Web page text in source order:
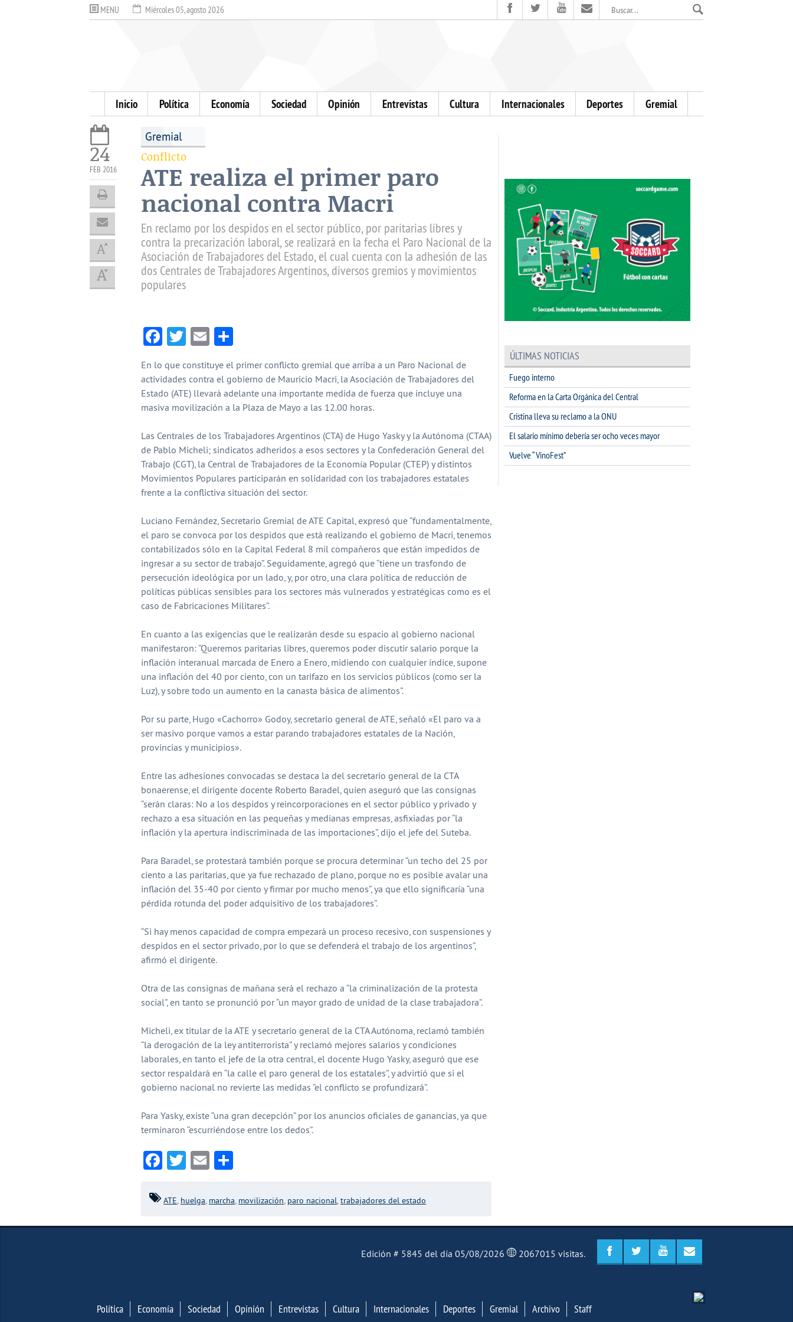
MENU Miércoles 05, agosto 2026
Inicio Política Economía Sociedad Opinión Entrevistas Cultura Internacionales Deportes Gremial
24
FEB 2016
Gremial
Conflicto
ATE realiza el primer paro
nacional contra Macri
En reclamo por los despidos en el sector público, por paritarias libres y
contra la precarización laboral, se realizará en la fecha el Paro Nacional de la
Asociación de Trabajadores del Estado, el cual cuenta con la adhesión de las
dos Centrales de Trabajadores Argentinos, diversos gremios y movimientos
populares
Facebook
Twitter
EmailCompartir
En lo que constituye el primer conflicto gremial que arriba a un Paro Nacional de
actividades contra el gobierno de Mauricio Macri, la Asociación de Trabajadores del
Estado (ATE) llevará adelante una importante medida de fuerza que incluye una
masiva movilización a la Plaza de Mayo a las 12.00 horas.
Las Centrales de los Trabajadores Argentinos (CTA) de Hugo Yasky y la Autónoma (CTAA)
de Pablo Micheli; sindicatos adheridos a esos sectores y la Confederación General del
Trabajo (CGT), la Central de Trabajadores de la Economía Popular (CTEP) y distintos
Movimientos Populares participarán en solidaridad con los trabajadores estatales
frente a la conflictiva situación del sector.
Luciano Fernández, Secretario Gremial de ATE Capital, expresó que “fundamentalmente,
el paro se convoca por los despidos que está realizando el gobierno de Macri, tenemos
contabilizados sólo en la Capital Federal 8 mil compañeros que están impedidos de
ingresar a su sector de trabajo”. Seguidamente, agregó que “tiene un trasfondo de
persecución ideológica por un lado, y, por otro, una clara política de reducción de
políticas públicas sensibles para los sectores más vulnerados y estratégicas como es el
caso de Fabricaciones Militares”.
En cuanto a las exigencias que le realizarán desde su espacio al gobierno nacional
manifestaron: “Queremos paritarias libres, queremos poder discutir salario porque la
inflación interanual marcada de Enero a Enero, midiendo con cualquier índice, supone
una inflación del 40 por ciento, con un tarifazo en los servicios públicos (como ser la
Luz), y sobre todo un aumento en la canasta básica de alimentos”.
Por su parte, Hugo «Cachorro» Godoy, secretario general de ATE, señaló «El paro va a
ser masivo porque vamos a estar parando trabajadores estatales de la Nación,
provincias y municipios».
Entre las adhesiones convocadas se destaca la del secretario general de la CTA
bonaerense, el dirigente docente Roberto Baradel, quien aseguró que las consignas
“serán claras: No a los despidos y reincorporaciones en el sector público y privado y
rechazo a esa situación en las pequeñas y medianas empresas, asfixiadas por “la
inflación y la apertura indiscriminada de las importaciones”, dijo el jefe del Suteba.
Para Baradel, se protestará también porque se procura determinar “un techo del 25 por
ciento a las paritarias, que ya fue rechazado de plano, porque no es posible avalar una
inflación del 35-40 por ciento y firmar por mucho menos”, ya que ello significaría “una
pérdida rotunda del poder adquisitivo de los trabajadores”.
“Si hay menos capacidad de compra empezará un proceso recesivo, con suspensiones y
despidos en el sector privado, por lo que se defenderá el trabajo de los argentinos”,
afirmó el dirigente.
Otra de las consignas de mañana será el rechazo a “la criminalización de la protesta
social”, en tanto se pronunció por “un mayor grado de unidad de la clase trabajadora”.
Micheli, ex titular de la ATE y secretario general de la CTA Autónoma, reclamó también
“la derogación de la ley antiterrorista” y reclamó mejores salarios y condiciones
laborales, en tanto el jefe de la otra central, el docente Hugo Yasky, aseguró que ese
sector respaldará en “la calle el paro general de los estatales”, y advirtió que si el
gobierno nacional no revierte las medidas “el conflicto se profundizará”.
Para Yasky, existe “una gran decepción” por los anuncios oficiales de ganancias, ya que
terminaron “escurriéndose entre los dedos”.
Facebook
Twitter
EmailCompartir
ATE, huelga, marcha, movilización, paro nacional,trabajadores del estado
ÚLTIMAS NOTICIAS
Fuego interno
Reforma en la Carta Orgánica del Central
Cristina lleva su reclamo a la ONU
El salario mínimo debería ser ocho veces mayor
Vuelve “VinoFest”
El Mensajero Diario
Edición # 5845 del día 05/08/2026 2067015 visitas.
Política Economía Sociedad Opinión Entrevistas Cultura Internacionales Deportes Gremial Archivo Staff